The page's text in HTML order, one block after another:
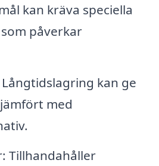
kan kräva speciella
påverkar
kan ge
med
Tillhandahåller